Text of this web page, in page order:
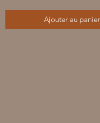
Ajouter au panier